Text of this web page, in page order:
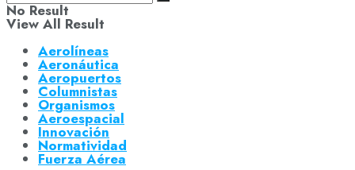
No Result
View All Result
Aerolíneas
Aeronáutica
Aeropuertos
Columnistas
Organismos
Aeroespacial
Innovación
Normatividad
Fuerza Aérea